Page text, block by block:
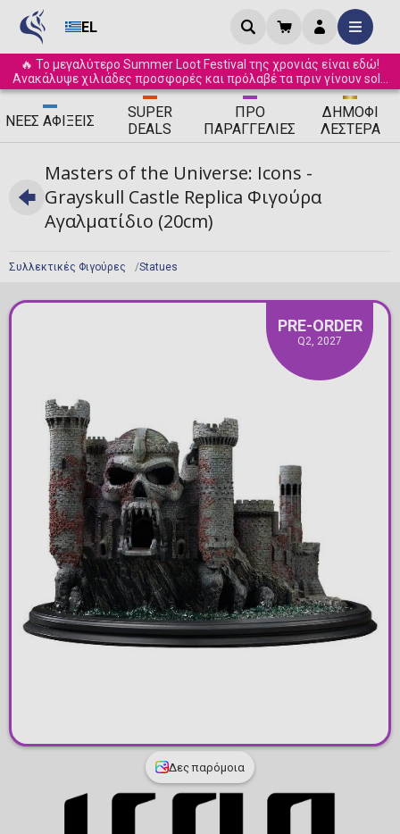
EL
🔥 Το μεγαλύτερο Summer Loot Festival της χρονιάς είναι εδώ!
Ανακάλυψε χιλιάδες προσφορές και πρόλαβέ τα πριν γίνουν sold
out! ☀️
ΝΈΕΣ ΑΦΊΞΕΙΣ
SUPER
DEALS
ΠΡΟ
ΠΑΡΑΓΓΕΛΊΕΣ
ΔΗΜΟΦΙ
ΛΈΣΤΕΡΑ
Συλλεκτικές Φιγούρες Statues
Masters of the Universe: Icons -
Grayskull Castle Replica Φιγούρα
Αγαλματίδιο (20cm)
PRE-ORDER
Q2, 2027
Δες παρόμοια